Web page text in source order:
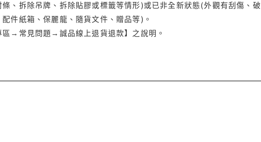
、拆除吊牌、拆除貼膠或標籤等情形)或已非全新狀態(外觀有刮傷、
件紙箱、保麗龍、隨貨文件、贈品等)。
區→常見問題→誠品線上退貨退款】之說明。